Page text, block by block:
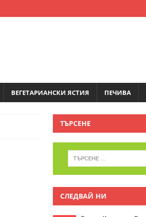
ВЕГЕТАРИАНСКИ ЯСТИЯ ПЕЧИВА
ТЪРСЕНЕ
СЛЕДВАЙ НИ